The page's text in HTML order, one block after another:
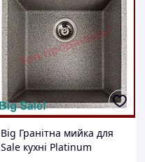
Big Гранітна мийка для
Sale кухні Platinum